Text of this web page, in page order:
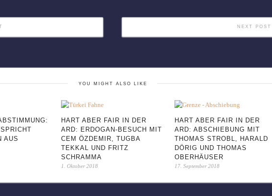
NEXT POST
YOU MIGHT ALSO LIKE
AUS
HART ABER FAIR IN DER
ARD: ERDOGAN-BESUCH MIT
CEM ÖZDEMIR, TUGBA
TEKKAL UND FRITZ
SCHRAMMA
1. Oktober 2018
HART ABER FAIR IN DER
ARD: ABSCHIEBUNG MIT
THOMAS STROBL, HARALD
DÖRIG UND THOMAS
OBERHÄUSER
17. September 2018